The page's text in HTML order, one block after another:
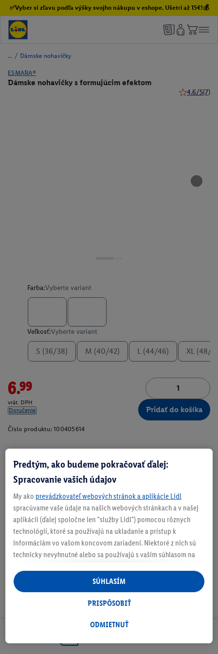
✅Vyber si zľavu podľa výšky svojho nákupu v eshope. Ušetri až 15€!💰
/ Dámske nohavičky
ESMARA®
Dámske nohavičky s formujúcim efektom
4.6/5(7)
Farba:Vyberte variant
Veľkosť:Vyberte variant
S (36/38) M (40/42) L (44/46) XL (48/
6.99
vrát. DPH
Doručenie
Pridať do košíka
Číslo produktu: 100405614
Zistite svoju veľkosť
O produkte
Predtým, ako budeme pokračovať ďalej:
Spracovanie vašich údajov
My ako prevádzkovateľ webových stránok a aplikácie Lidl
spracúvame vaše údaje na našich webových stránkach a v našej
aplikácii (ďalej spoločne len "služby Lidl") pomocou rôznych
technológií, ktoré sa používajú na ukladanie a prístup k
informáciám vo vašom koncovom zariadení. Niektoré z nich sú
technicky nevyhnutné alebo sa používajú s vaším súhlasom na
personalizovanú reklamu v rámci služieb Lidl aj mimo nich. Ak
ste účastníkom programu Lidl Plus, na tieto účely sa spracúvajú
aj údaje z vášho nákupného správania v obchode.
následne si vytvoríte účet Lidl Plus alebo sa prihlásite do svojho
tiež vytvoriť špeciálny online identifikátor z e-mailovej adresy,
ODMIETNUŤ
PRISPÔSOBIŤ
SÚHLASÍM